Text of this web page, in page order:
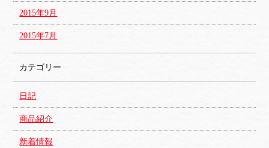
2015年9月
2015年7月
カテゴリー
日記
商品紹介
新着情報